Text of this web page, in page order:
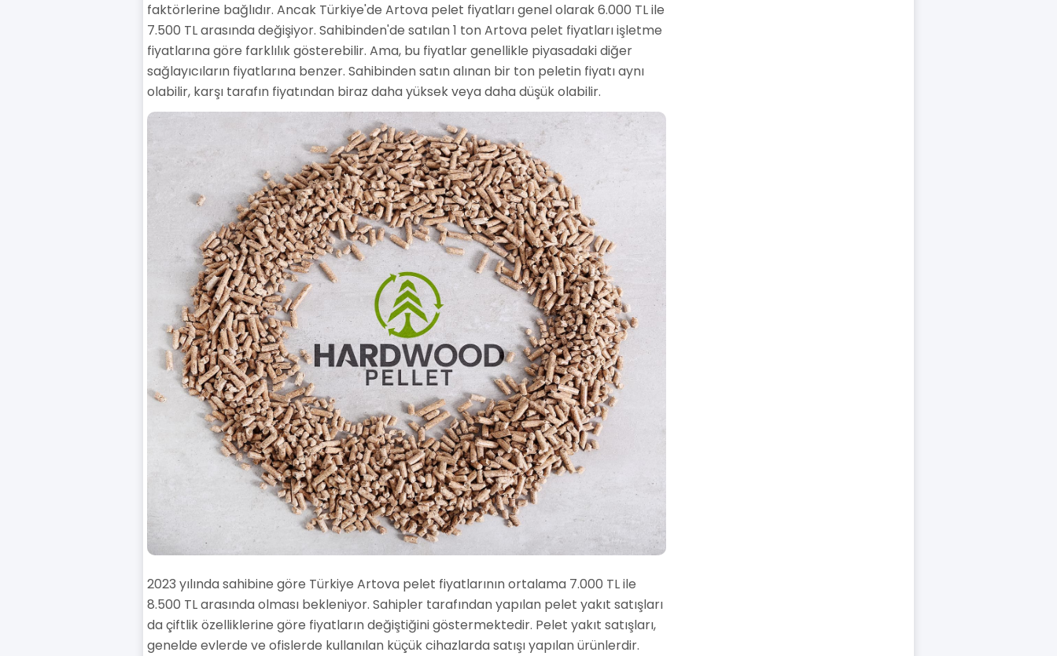
faktörlerine bağlıdır. Ancak Türkiye'de Artova pelet fiyatları genel olarak 6.000 TL ile
7.500 TL arasında değişiyor. Sahibinden'de satılan 1 ton Artova pelet fiyatları işletme
fiyatlarına göre farklılık gösterebilir. Ama, bu fiyatlar genellikle piyasadaki diğer
sağlayıcıların fiyatlarına benzer. Sahibinden satın alınan bir ton peletin fiyatı aynı
olabilir, karşı tarafın fiyatından biraz daha yüksek veya daha düşük olabilir.
2023 yılında sahibine göre Türkiye Artova pelet fiyatlarının ortalama 7.000 TL ile
8.500 TL arasında olması bekleniyor. Sahipler tarafından yapılan pelet yakıt satışları
da çiftlik özelliklerine göre fiyatların değiştiğini göstermektedir. Pelet yakıt satışları,
genelde evlerde ve ofislerde kullanılan küçük cihazlarda satışı yapılan ürünlerdir.